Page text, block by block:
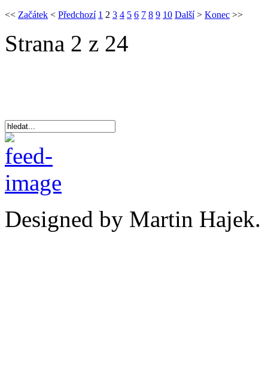
<< Začátek < Předchozí 1 2 3 4 5 6 7 8 9 10 Další> Konec >>
Strana 2 z 24
Designed by Martin Hajek.